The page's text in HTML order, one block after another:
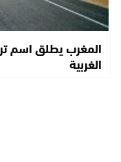
المغرب يطلق اسم
الغربية